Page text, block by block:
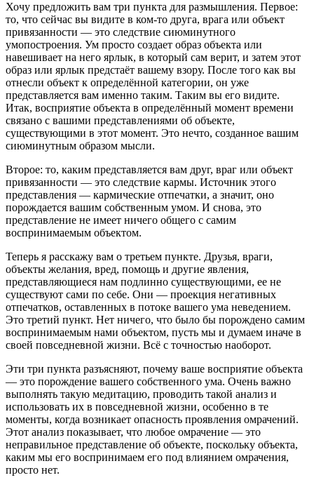
Хочу предложить вам три пункта для размышления. Первое:
то, что сейчас вы видите в ком-то друга, врага или объект
привязанности ― это следствие сиюминутного
умопостроения. Ум просто создает образ объекта или
навешивает на него ярлык, в который сам верит, и затем этот
образ или ярлык предстаёт вашему взору. После того как вы
отнесли объект к определённой категории, он уже
представляется вам именно таким. Таким вы его видите.
Итак, восприятие объекта в определённый момент времени
связано с вашими представлениями об объекте,
существующими в этот момент. Это нечто, созданное вашим
сиюминутным образом мысли.
Второе: то, каким представляется вам друг, враг или объект
привязанности ― это следствие кармы. Источник этого
представления ― кармические отпечатки, а значит, оно
порождается вашим собственным умом. И снова, это
представление не имеет ничего общего с самим
воспринимаемым объектом.
Теперь я расскажу вам о третьем пункте. Друзья, враги,
объекты желания, вред, помощь и другие явления,
представляющиеся нам подлинно существующими, ее не
существуют сами по себе. Они ― проекция негативных
отпечатков, оставленных в потоке вашего ума неведением.
Это третий пункт. Нет ничего, что было бы порождено самим
воспринимаемым нами объектом, пусть мы и думаем иначе в
своей повседневной жизни. Всё с точностью наоборот.
Эти три пункта разъясняют, почему ваше восприятие объекта
― это порождение вашего собственного ума. Очень важно
выполнять такую медитацию, проводить такой анализ и
использовать их в повседневной жизни, особенно в те
моменты, когда возникает опасность проявления омрачений.
Этот анализ показывает, что любое омрачение ― это
неправильное представление об объекте, поскольку объекта,
каким мы его воспринимаем его под влиянием омрачения,
просто нет.